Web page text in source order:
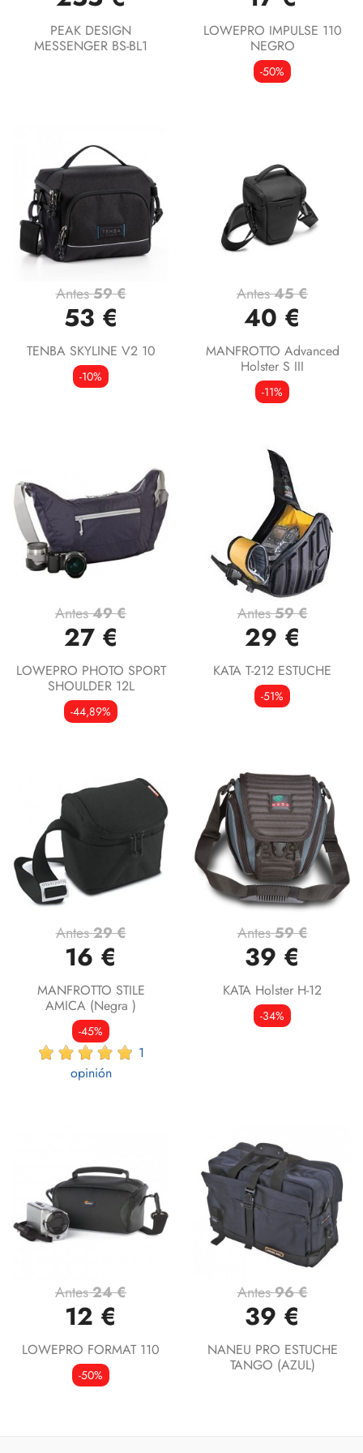
PEAK DESIGN
MESSENGER BS-BL1
LOWEPRO IMPULSE 110
NEGRO
-50%
Antes59 €
53 €
TENBA SKYLINE V2 10
-10%
Antes45 €
40 €
MANFROTTO Advanced
Holster S III
-11%
Antes49 €
27 €
LOWEPRO PHOTO SPORT
SHOULDER 12L
-44,89%
Antes59 €
29 €
KATA T-212 ESTUCHE
-51%
Antes29 €
16 €
MANFROTTO STILE
AMICA (negra )
-45%
1
opinión
Antes59 €
39 €
KATA Holster H-12
-34%
Antes24 €
12 €
LOWEPRO FORMAT 110
-50%
Antes96 €
39 €
NANEU PRO ESTUCHE
TANGO (AZUL)